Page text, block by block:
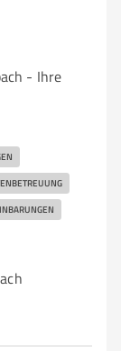
- Ihre